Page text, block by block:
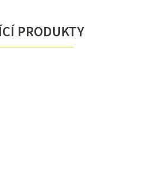
PRODUKTY